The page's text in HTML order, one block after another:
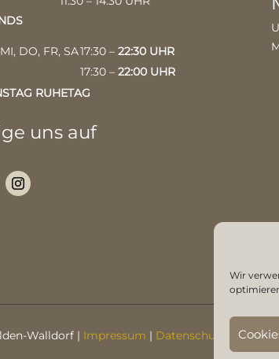
Wir
DO, FR, SA17:30 – 22:30 UHR
17:30 – 22:00 UHR
RUHETAG
uns auf
Walldorf | Impressum | Datenschutzerklärung